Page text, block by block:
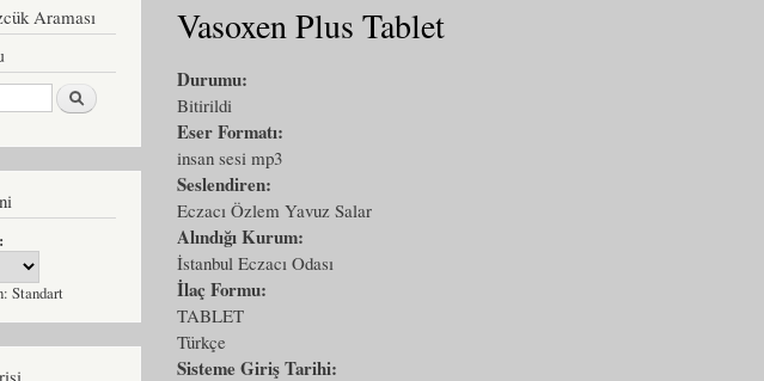
Araması
Standart
Vasoxen Plus Tablet
Durumu:
Bitirildi
Eser Formatı:
insan sesi mp3
Seslendiren:
Eczacı Özlem Yavuz Salar
Alındığı Kurum:
İstanbul Eczacı Odası
İlaç Formu:
TABLET
Türkçe
Sisteme Giriş Tarihi: